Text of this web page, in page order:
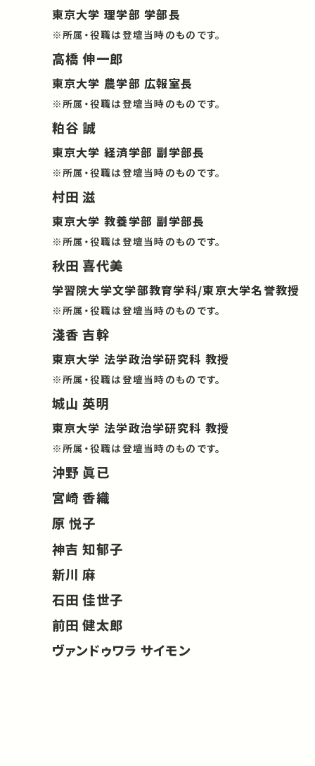
東京大学 理学部 学部長
※所属・役職は登壇当時のものです。
高橋 伸一郎
東京大学 農学部 広報室長
※所属・役職は登壇当時のものです。
粕谷 誠
東京大学 経済学部 副学部長
※所属・役職は登壇当時のものです。
村田 滋
東京大学 教養学部 副学部長
※所属・役職は登壇当時のものです。
秋田 喜代美
学習院大学文学部教育学科/東京大学名誉教授
※所属・役職は登壇当時のものです。
淺香 吉幹
東京大学 法学政治学研究科 教授
※所属・役職は登壇当時のものです。
城山 英明
東京大学 法学政治学研究科 教授
※所属・役職は登壇当時のものです。
沖野 眞已
宮崎 香織
原 悦子
神吉 知郁子
新川 麻
石田 佳世子
前田 健太郎
ヴァンドゥワラ サイモン